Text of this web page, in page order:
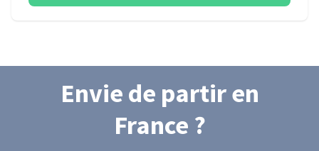
Envie de partiren
France ?